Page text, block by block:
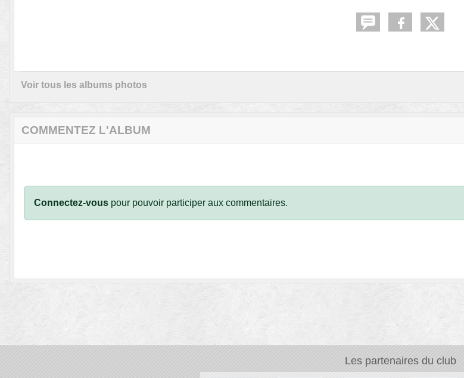
Voir tous les albums photos
COMMENTEZ L'ALBUM
Connectez-vous pour pouvoir participer aux commentaires.
Les partenaires du club